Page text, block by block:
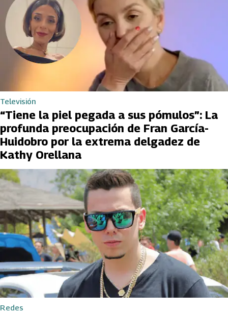
Televisión
“Tiene la piel pegada a sus pómulos”: La
profunda preocupación de Fran García-
Huidobro por la extrema delgadez de
Kathy Orellana
Redes